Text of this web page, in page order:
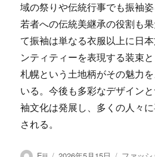
域の祭りや伝統行事でも振袖姿
若者への伝統美継承の役割も
て振袖は単なる衣服以上に日
ンティティーを表現する装束と
札幌という土地柄がその魅力
いる。今後も多彩なデザイン
袖文化は発展し、多くの人々
される。